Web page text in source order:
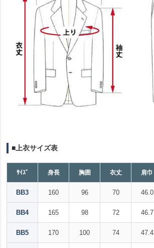
■上衣サイズ表
ｻｲｽﾞ 身長 胸囲 衣丈 肩巾
BB3 160 96 70 46.0
BB4 165 98 72 46.7
BB5 170 100 74 47.4